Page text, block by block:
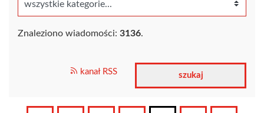
Znaleziono wiadomości: 3136.
kanał RSS